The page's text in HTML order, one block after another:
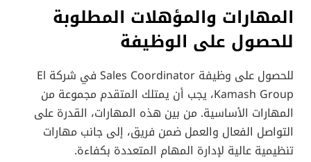
المهارات والمؤهلات المطلوبة
للحصول على الوظيفة
للحصول على وظيفة Sales Coordinator في شركة El
Kamash Group، يجب أن يمتلك المتقدم مجموعة من
المهارات الأساسية. من بين هذه المهارات، القدرة على
التواصل الفعال والعمل ضمن فريق، إلى جانب مهارات
تنظيمية عالية لإدارة المهام المتعددة بكفاءة.